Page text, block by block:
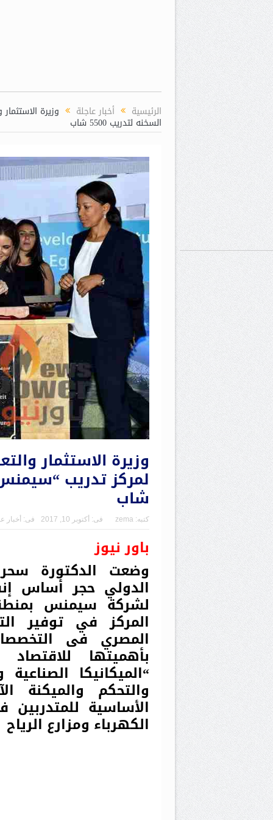
الرئيسية أخبار عاجلة وزيرة
السخنه لتدريب 5500 شاب
وزيرة الاستثمار
شاب
كتبه: zema فى: أكتوبر 10, 2017 فى: أخبار
باور نيوز
وضعت الدكتورة سحر
الدولي حجر أساس
لشركة سيمنس
المصري فى
بأهميتها
“الميكانيكا الصناعية
والتحكم والميكنة
الأساسية
الكهرباء ومزارع الرياح